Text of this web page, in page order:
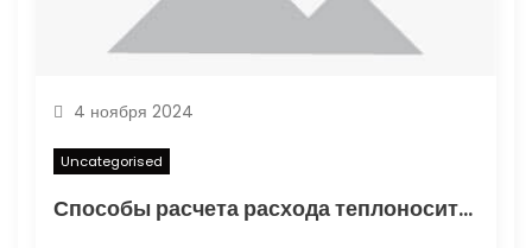
4 ноября 2024
Uncategorised
Способы расчета расхода теплоносителя для системы отопления